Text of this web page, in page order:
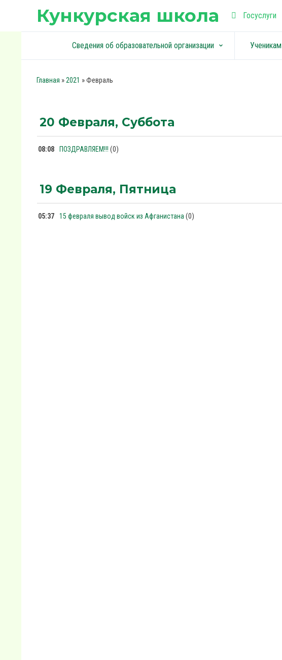
Кункурская школа Госуслуги
keyboard_arrow_down
Сведения об образовательной организации keyboard_arrow_down Ученикам
Главная »2021 »Февраль
20 Февраля, Суббота
08:08 ПОЗДРАВЛЯЕМ!!! (0)
19 Февраля, Пятница
05:37 15 февраля вывод войск из Афганистана (0)